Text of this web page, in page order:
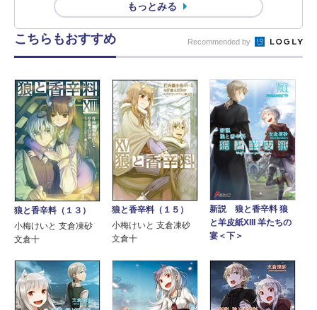
もっとみる
こちらもおすすめ Recommended by
狼と香辛料（１３）
小梅けいと 支倉凍砂
文倉十
狼と香辛料（１５）
小梅けいと 支倉凍砂
文倉十
新説 狼と香辛料 狼
と羊皮紙XIII 羊たちの
宴＜下＞